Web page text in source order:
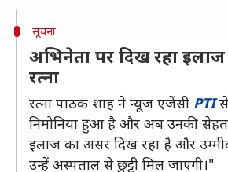
सूचना
अभिनेता पर दिख रहा
रत्ना
रत्ना पाठक शाह ने न्यूज एजेंसी PTIसे
निमोनिया हुआ है और अब उनकी सेहत
इलाज का असर दिख रहा है और
उन्हें अस्पताल से छुट्टी मिल जाएगी।"